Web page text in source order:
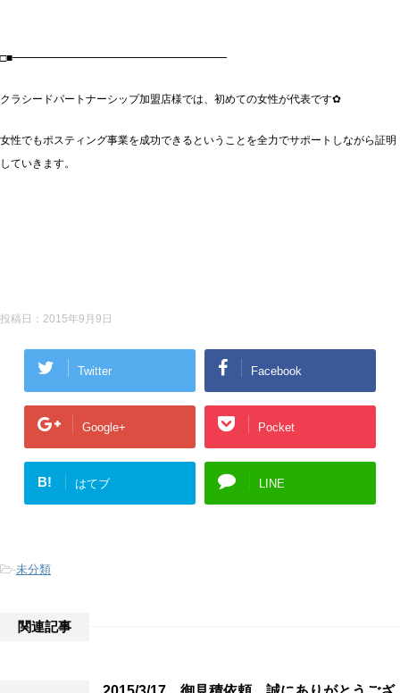
□■━━━━━━━━━━━━━━━━━━━━
クラシードパートナーシップ加盟店様では、初めての女性が代表です✿
女性でもポスティング事業を成功できるということを全力でサポートしながら証明
していきます。
投稿日： 2015年9月9日
Twitter Facebook
Google+ Pocket
B! はてブ LINE
-未分類
関連記事